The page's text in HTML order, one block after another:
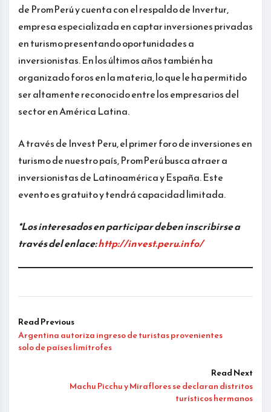
de PromPerú y cuenta con el respaldo de Invertur,
empresa especializada en captar inversiones privadas
en turismo presentando oportunidades a
inversionistas. En los últimos años también ha
organizado foros en la materia, lo que le ha permitido
ser altamente reconocido entre los empresarios del
sector en América Latina.
A través de Invest Peru, el primer foro de inversiones en
turismo de nuestro país, PromPerú busca atraer a
inversionistas de Latinoamérica y España. Este
evento es gratuito y tendrá capacidad limitada.
*Los interesados en participar deben inscribirse a
través del enlace:http://invest.peru.info/
Read Previous
Argentina autoriza ingreso de turistas provenientes
solo de países limítrofes
Read Next
Machu Picchu y Miraflores se declaran distritos
turísticos hermanos